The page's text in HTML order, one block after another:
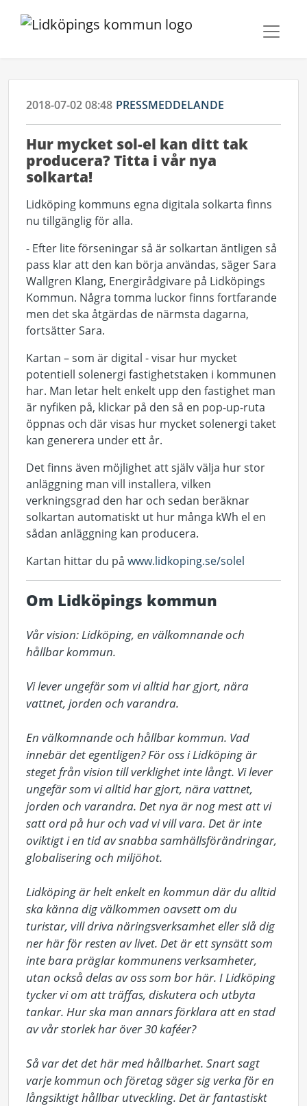
2018-07-02 08:48 PRESSMEDDELANDE
Hur mycket sol-el kan ditt tak
producera? Titta i vår nya
solkarta!
Lidköping kommuns egna digitala solkarta finns
nu tillgänglig för alla.
- Efter lite förseningar så är solkartan äntligen så
pass klar att den kan börja användas, säger Sara
Wallgren Klang, Energirådgivare på Lidköpings
Kommun. Några tomma luckor finns fortfarande
men det ska åtgärdas de närmsta dagarna,
fortsätter Sara.
Kartan – som är digital - visar hur mycket
potentiell solenergi fastighetstaken i kommunen
har. Man letar helt enkelt upp den fastighet man
är nyfiken på, klickar på den så en pop-up-ruta
öppnas och där visas hur mycket solenergi taket
kan generera under ett år.
Det finns även möjlighet att själv välja hur stor
anläggning man vill installera, vilken
verkningsgrad den har och sedan beräknar
solkartan automatiskt ut hur många kWh el en
sådan anläggning kan producera.
Kartan hittar du på www.lidkoping.se/solel
Om Lidköpings kommun
Vår vision: Lidköping, en välkomnande och
hållbar kommun.
Vi lever ungefär som vi alltid har gjort, nära
vattnet, jorden och varandra.
En välkomnande och hållbar kommun. Vad
innebär det egentligen? För oss i Lidköping är
steget från vision till verklighet inte långt. Vi lever
ungefär som vi alltid har gjort, nära vattnet,
jorden och varandra. Det nya är nog mest att vi
satt ord på hur och vad vi vill vara. Det är inte
oviktigt i en tid av snabba samhällsförändringar,
globalisering och miljöhot.
Lidköping är helt enkelt en kommun där du alltid
ska känna dig välkommen oavsett om du
turistar, vill driva näringsverksamhet eller slå dig
ner här för resten av livet. Det är ett synsätt som
inte bara präglar kommunens verksamheter,
utan också delas av oss som bor här. I Lidköping
tycker vi om att träffas, diskutera och utbyta
tankar. Hur ska man annars förklara att en stad
av vår storlek har över 30 kaféer?
Så var det det här med hållbarhet. Snart sagt
varje kommun och företag säger sig verka för en
långsiktigt hållbar utveckling. Det är fantastiskt